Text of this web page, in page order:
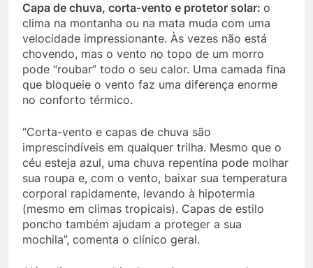
Capa de chuva, corta-vento e protetor solar: o
clima na montanha ou na mata muda com uma
velocidade impressionante. Às vezes não está
chovendo, mas o vento no topo de um morro
pode “roubar” todo o seu calor. Uma camada fina
que bloqueie o vento faz uma diferença enorme
no conforto térmico.
“Corta-vento e capas de chuva são
imprescindíveis em qualquer trilha. Mesmo que o
céu esteja azul, uma chuva repentina pode molhar
sua roupa e, com o vento, baixar sua temperatura
corporal rapidamente, levando à hipotermia
(mesmo em climas tropicais). Capas de estilo
poncho também ajudam a proteger a sua
mochila”, comenta o clínico geral.